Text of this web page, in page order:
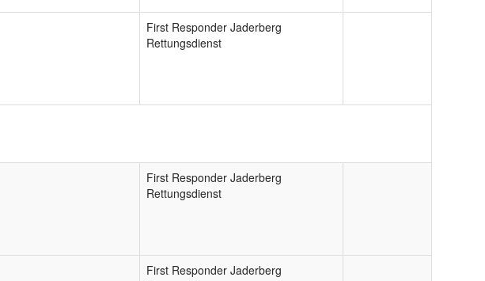
First Responder Jaderberg
Rettungsdienst
First Responder Jaderberg
Rettungsdienst
First Responder Jaderberg